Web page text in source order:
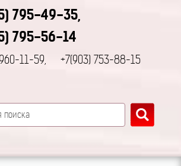
795-49-35,
795-56-14
11-59, +7(903) 753-88-15